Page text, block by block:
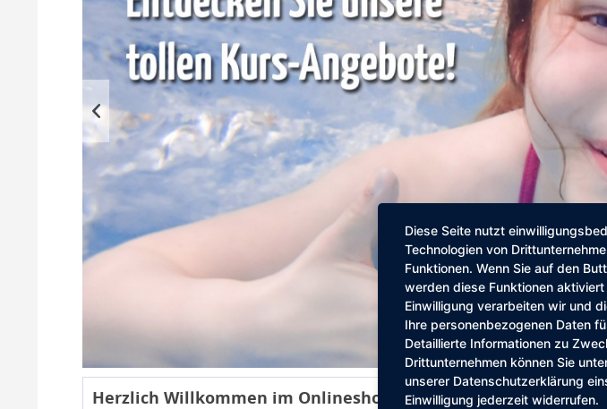
Herzlich Willkommen im Onlineshop der Samtgemeinde Hesel
Diese Seite nutzt
Technologien von
Funktionen. Wenn Sie auf den
werden diese Funktionen
Einwilligung verarbeiten wir und
Ihre personenbezogenen Daten
Detaillierte Informationen zu
Drittunternehmen können Sie
unserer Datenschutzerklärung
Einwilligung jederzeit widerrufen.